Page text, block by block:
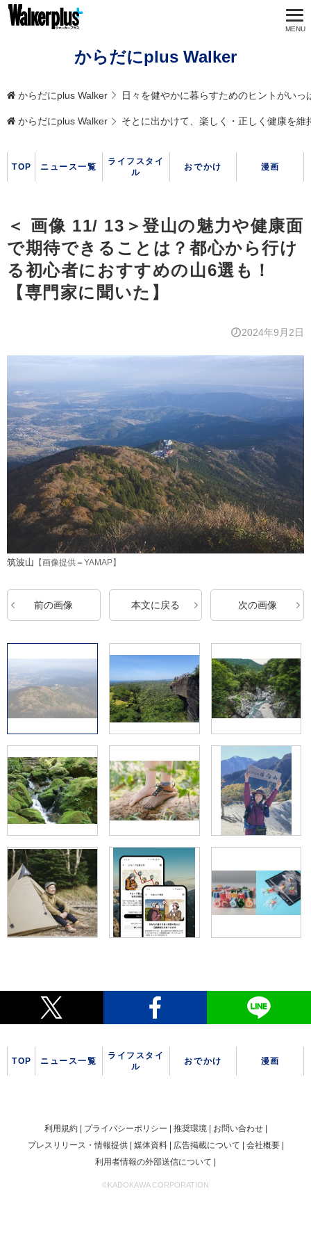
からだにplus Walker
からだにplus Walker 日々を健やかに暮らすためのヒントがいっ
からだにplus Walker そとに出かけて、楽しく・正しく健康を維
TOP ニュース一覧
ライフスタイ
ル
おでかけ 漫画
＜ 画像 11/ 13＞登山の魅力や健康面
で期待できることは？都心から行け
る初心者におすすめの山6選も！
【専門家に聞いた】
2024年9月2日
筑波山 【画像提供＝YAMAP】
前の画像 本文に戻る 次の画像
TOP ニュース一覧
ライフスタイ
ル
おでかけ 漫画
利用規約 プライバシーポリシー 推奨環境
お問い合わせ
プレスリリース・情報提供
媒体資料 広告掲載について
会社概要
利用者情報の外部送信について
©KADOKAWA CORPORATION